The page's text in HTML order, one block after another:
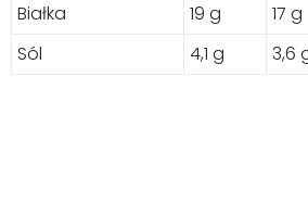
Białka
19 g
17 g
Sól
4,1 g 3,6